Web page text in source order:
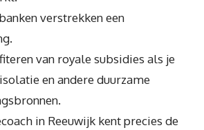
verstrekken een
van royale subsidies als je
en andere duurzame
in Reeuwijk kent precies de